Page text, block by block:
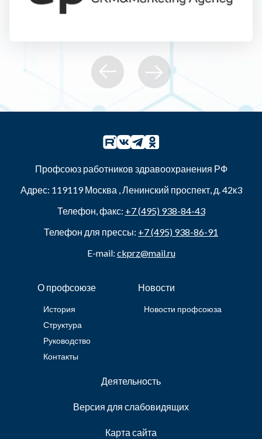
Профсоюз работников здравоохранения РФ
Адрес: 119119Москва Ленинский проспект, д. 42к3
Телефон, факс: +7 (495) 938-84-43
Телефон для прессы: +7 (495) 938-86-91
E-mail: ckprz@mail.ru
О профсоюзе
История
Структура
Руководство
Контакты
Новости
Новости профсоюза
Деятельность
Версия для слабовидящих
Карта сайта